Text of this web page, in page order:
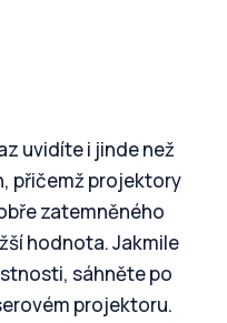
uvidíte i jinde než
přičemž projektory
zatemněného
hodnota. Jakmile
sáhněte po
projektoru.